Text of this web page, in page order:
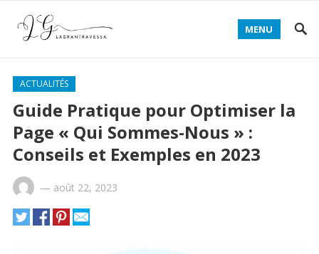
MENU
ACTUALITÉS
Guide Pratique pour Optimiser la
Page « Qui Sommes-Nous » :
Conseils et Exemples en 2023
— août 22, 2023